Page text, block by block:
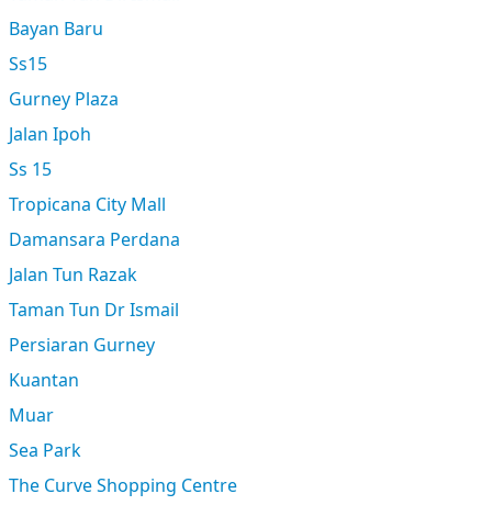
Bayan Baru
Ss15
Gurney Plaza
Jalan Ipoh
Ss 15
Tropicana City Mall
Damansara Perdana
Jalan Tun Razak
Taman Tun Dr Ismail
Persiaran Gurney
Kuantan
Muar
Sea Park
The Curve Shopping Centre